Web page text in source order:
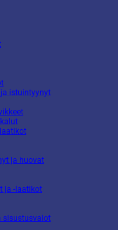
istuintyynyt
ja huovat
ja -laatikot
sisustusvalot